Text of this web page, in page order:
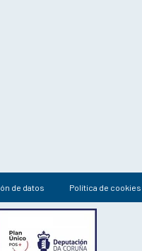
de datos Política de cookies